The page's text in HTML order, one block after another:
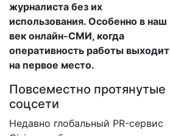
журналиста без их
использования. Особенно в наш
век онлайн-СМИ, когда
оперативность работы выходит
на первое место.
Повсеместно протянутые
соцсети
Недавно глобальный PR-сервис